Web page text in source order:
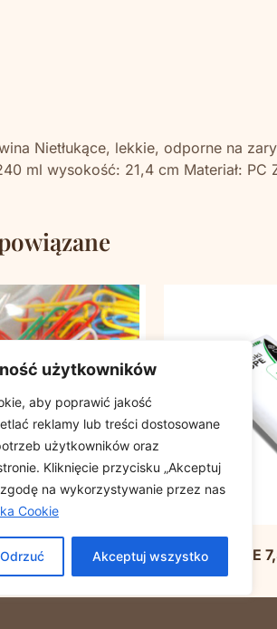
użytkowników
aby poprawić jakość
reklamy lub treści dostosowane
użytkowników oraz
Kliknięcie przycisku „Akceptuj
na wykorzystywanie przez nas
Cookie
Odrzuć Akceptuj wszystko
Nietłukące, lekkie, odporne na
ml wysokość: 21,4 cm Materiał:
150/200
Torebki HDPE